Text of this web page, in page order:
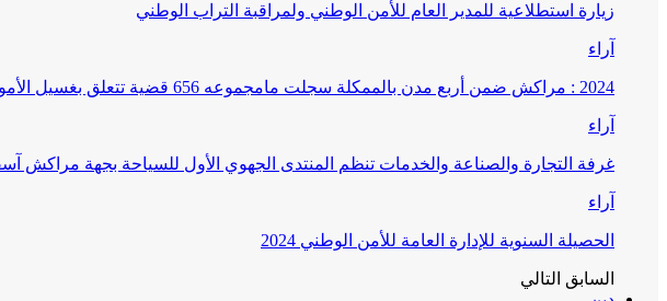
زيارة استطلاعية للمدير العام للأمن الوطني ولمراقبة التراب الوطني
آراء
2024 : مراكش ضمن أربع مدن بالممكلة سجلت مامجموعه 656 قضية تتعلق بغسيل الأموال
آراء
غرفة التجارة والصناعة والخدمات تنظم المنتدى الجهوي الأول للسياحة بجهة مراكش
آراء
الحصيلة السنوية للإدارة العامة للأمن الوطني 2024
السابق التالي